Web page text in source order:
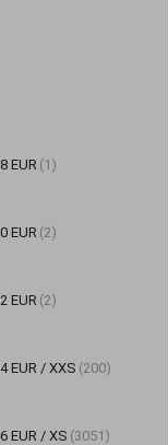
бандани
EUR (1)
EUR (2)
EUR (2)
EUR / XXS (200)
EUR / XS (3051)